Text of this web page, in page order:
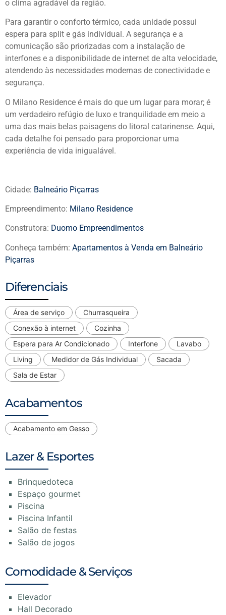
o clima agradável da região.
Para garantir o conforto térmico, cada unidade possui
espera para split e gás individual. A segurança e a
comunicação são priorizadas com a instalação de
interfones e a disponibilidade de internet de alta velocidade,
atendendo às necessidades modernas de conectividade e
segurança.
O Milano Residence é mais do que um lugar para morar; é
um verdadeiro refúgio de luxo e tranquilidade em meio a
uma das mais belas paisagens do litoral catarinense. Aqui,
cada detalhe foi pensado para proporcionar uma
experiência de vida inigualável.
Cidade: Balneário Piçarras
Empreendimento: Milano Residence
Construtora: Duomo Empreendimentos
Conheça também: Apartamentos à Venda em Balneário
Piçarras
Diferenciais
Área de serviço
Churrasqueira
Conexão à internet
Cozinha
Espera para Ar Condicionado
Interfone
Lavabo
Living
Medidor de Gás Individual
Sacada
Sala de Estar
Acabamentos
Acabamento em Gesso
Lazer & Esportes
Brinquedoteca
Espaço gourmet
Piscina
Piscina Infantil
Salão de festas
Salão de jogos
Comodidade & Serviços
Elevador
Hall Decorado